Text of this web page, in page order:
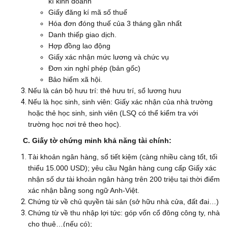
Giấy đăng kí mã số thuế
Hóa đơn đóng thuế của 3 tháng gần nhất
Danh thiếp giao dịch.
Hợp đồng lao động
Giấy xác nhận mức lương và chức vụ
Đơn xin nghỉ phép (bản gốc)
Bảo hiểm xã hội.
Nếu là cán bộ hưu trí: thẻ hưu trí, sổ lương hưu
Nếu là học sinh, sinh viên: Giấy xác nhận của nhà trường
hoặc thẻ học sinh, sinh viên (LSQ có thể kiểm tra với
trường học nơi trẻ theo học).
C. Giấy tờ chứng minh khả năng tài chính:
Tài khoản ngân hàng, sổ tiết kiệm (càng nhiều càng tốt, tối
thiểu 15.000 USD); yêu cầu Ngân hàng cung cấp Giấy xác
nhận số dư tài khoản ngân hàng trên 200 triệu tại thời điểm
xác nhận bằng song ngữ Anh-Việt.
Chứng từ về chủ quyền tài sản (sở hữu nhà cửa, đất đai…)
Chứng từ về thu nhập lợi tức: góp vốn cổ đông công ty, nhà
cho thuê…(nếu có);